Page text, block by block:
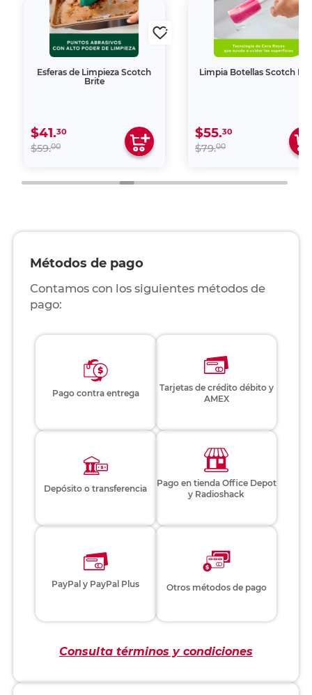
Esferas de Limpieza Scotch
Brite
$41.30
$59.00
Limpia Botellas Scotch
$55.30
$79.00
Métodos de pago
Contamos con los siguientes métodos de
pago:
Pago contra entrega
Tarjetas de crédito débito y
AMEX
Depósito o transferencia
Pago en tienda Office Depot
y Radioshack
PayPal y PayPal Plus Otros métodos de pago
Consulta términos y condiciones